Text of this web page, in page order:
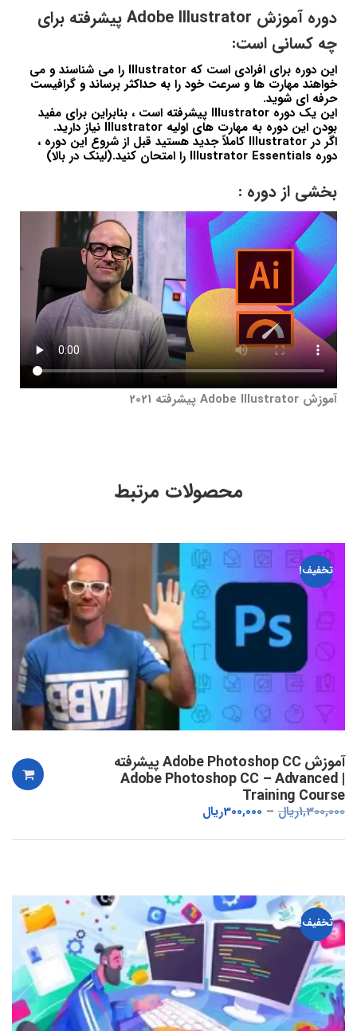
دوره آموزش Adobe Illustrator پیشرفته برای
چه کسانی است:
این دوره برای افرادی است که Illustrator را می شناسند و می
خواهند مهارت ها و سرعت خود را به حداکثر برساند و گرافیست
حرفه ای شوید.
این یک دوره Illustrator پیشرفته است ، بنابراین برای مفید
بودن این دوره به مهارت های اولیه Illustrator نیاز دارید.
اگر در Illustrator کاملاً جدید هستید قبل از شروع این دوره ،
دوره Illustrator Essentials را امتحان کنید.(لینک در بالا)
بخشی از دوره :
آموزش Adobe Illustrator پیشرفته 2021
محصولات مرتبط
تخفیف!
آموزش Adobe Photoshop CC پیشرفته
| Adobe Photoshop CC – Advanced
Training Course
1,300,000ریال 300,000ریال
تخفیف!